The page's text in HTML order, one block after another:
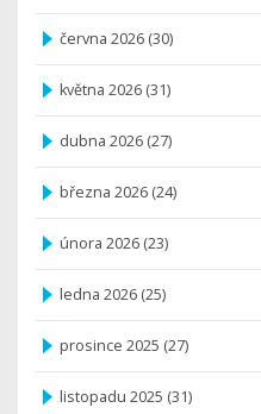
června 2026 (30)
května 2026 (31)
dubna 2026 (27)
března 2026 (24)
února 2026 (23)
ledna 2026 (25)
prosince 2025 (27)
listopadu 2025 (31)